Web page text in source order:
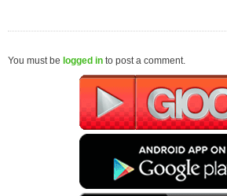
You must be logged in to post a comment.